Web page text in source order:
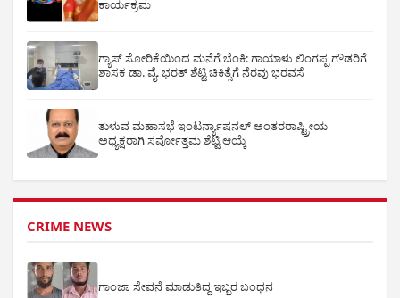
ಕಾರ್ಯಕ್ರಮ
ಗ್ಯಾಸ್ ಸೋರಿಕೆಯಿಂದ ಮನೆಗೆ ಬೆಂಕಿ: ಗಾಯಾಳು ಲಿಂಗಪ್ಪ ಗೌಡರಿಗೆ
ಶಾಸಕ ಡಾ. ವೈ. ಭರತ್ ಶೆಟ್ಟಿ ಚಿಕಿತ್ಸೆಗೆ ನೆರವು ಭರವಸೆ
ತುಳುವ ಮಹಾಸಭೆ ಇಂಟರ್ನ್ಯಾಷನಲ್ ಅಂತರರಾಷ್ಟ್ರೀಯ
ಅಧ್ಯಕ್ಷರಾಗಿ ಸರ್ವೋತ್ತಮ ಶೆಟ್ಟಿ ಆಯ್ಕೆ
CRIME NEWS
ಗಾಂಜಾ ಸೇವನೆ ಮಾಡುತಿದ್ದ ಇಬ್ಬರ ಬಂಧನ